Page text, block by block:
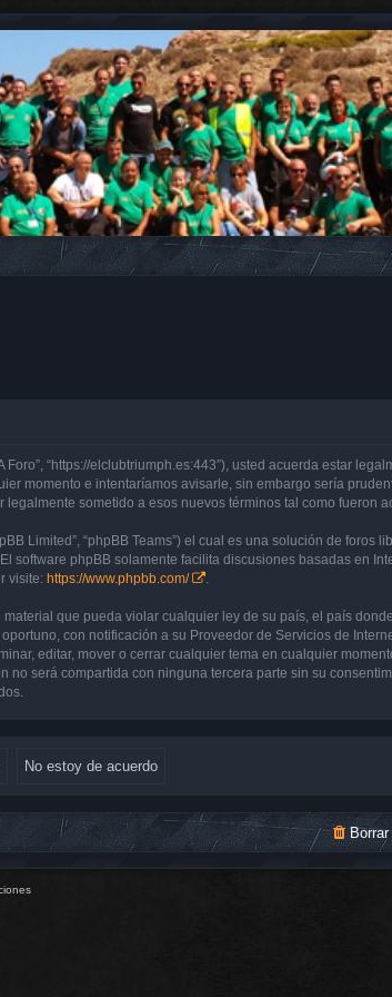
Foro”, “https://elclubtriumph.es:443”), usted acuerda estar
momento e intentaríamos avisarle, sin embargo sería
sometido a esos nuevos términos tal como fueron
Limited”, “phpBB Teams”) el cual es una solución de foros
. El software phpBB solamente facilita discusiones basadas en
visite: https://www.phpbb.com/ .
que pueda violar cualquier ley de su país, el país donde
con notificación a su Proveedor de Servicios de
editar, mover o cerrar cualquier tema en cualquier
será compartida con ninguna tercera parte sin su